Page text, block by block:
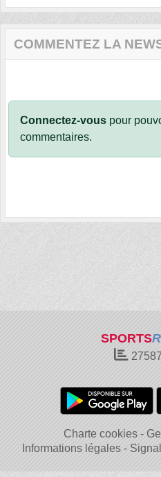
COMMENTEZ LA
Connectez-vous pour
commentaires.
SPORTS
27587
Charte cookies
Informations légales